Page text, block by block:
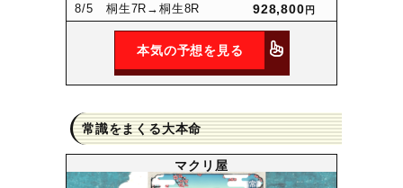
8/5 桐生7R →桐生8R 928,800 円
本気の予想を見る
常識をまくる大本命
マクリ屋